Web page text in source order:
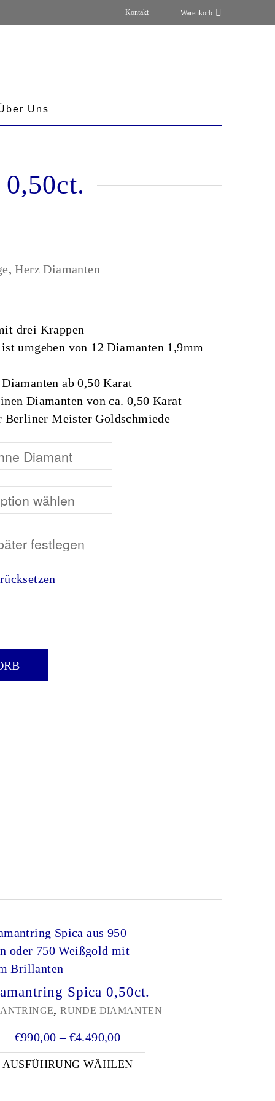
Kontakt
Uns
,Herz Diamanten
€1.990,00 bis €4.490,00
drei Krappen
umgeben von 12 Diamanten 1,9mm
ab 0,50 Karat
Diamanten von ca. 0,50 Karat
Berliner Meister Goldschmiede
CASSIOPEIA - HERZ 0,50CT. QUANTITY
auf der Produktseite gewählt werden
bis €10.190,00
mehrere Varianten auf. Die Optionen können
Spica 0,50ct.
,RUNDE DIAMANTEN
€990,00 – €4.490,00Preisspanne: €990,00 bis
AUSFÜHRUNG WÄHLEN